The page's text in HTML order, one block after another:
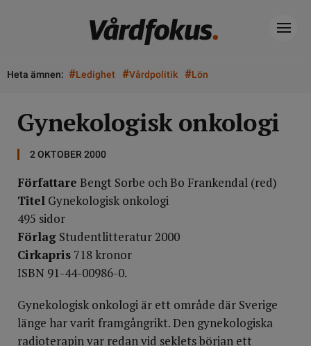
Heta ämnen: #Ledighet #Vårdpolitik #Lön
Gynekologisk onkologi
2 OKTOBER 2000
Författare Bengt Sorbe och Bo Frankendal (red)
Titel Gynekologisk onkologi
495 sidor
Förlag Studentlitteratur 2000
Cirkapris 718 kronor
ISBN 91-44-00986-0.
Gynekologisk onkologi är ett område där Sverige
länge har varit framgångrikt. Den gynekologiska
radioterapin var redan vid seklets början ett